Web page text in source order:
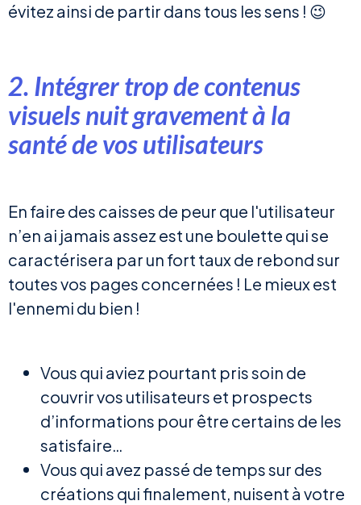
évitez ainsi de partir dans tous les sens ! 😉
2. Intégrer trop de contenus
visuels nuit gravement à la
santé de vos utilisateurs
En faire des caisses de peur que l'utilisateur
n’en ai jamais assez est une boulette qui se
caractérisera par un fort taux de rebond sur
toutes vos pages concernées ! Le mieux est
l'ennemi du bien !
Vous qui aviez pourtant pris soin de
couvrir vos utilisateurs et prospects
d’informations pour être certains de les
satisfaire…
Vous qui avez passé de temps sur des
créations qui finalement, nuisent à votre